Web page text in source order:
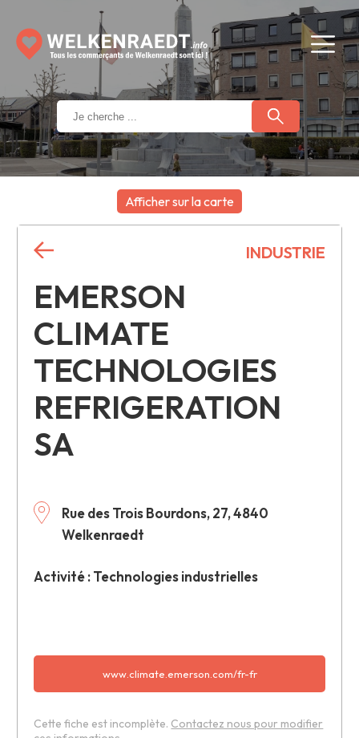
Afficher sur la carte
EMERSON
CLIMATE
TECHNOLOGIES
REFRIGERATION
SA
Rue des Trois Bourdons, 27, 4840
Welkenraedt
Activité : Technologies industrielles
INDUSTRIE
www.climate.emerson.com/fr-fr
Cette fiche est incomplète. Contactez nous pour modifier
+
−